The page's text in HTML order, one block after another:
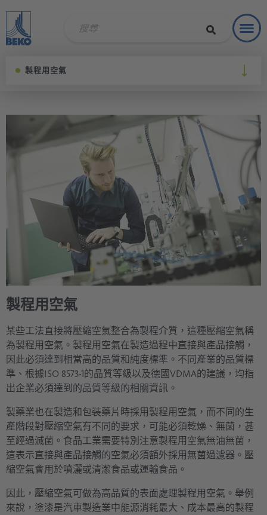
解決
製程用空氣
製程用空氣
某些工法直接將壓縮空氣整合為製程介質，這種壓縮空氣稱
為製程用空氣。製程用空氣在製造過程中直接與產品接觸，
因此必須達到相當高的品質和純度標準。不同產業的品質標
準、根據ISO 8573-1的品質等級以及德國VDMA的建議，均指
出企業必須達到的品質等級的相關資訊。
製藥業也在製造和包裝藥片時採用製程用空氣，而不同的生
產階段對壓縮空氣有不同的要求，可能必須乾燥、無菌，甚
至經過滅菌。食品工業需要特別注意製程用空氣無油無菌，
這表示直接與產品接觸的空氣必須額外採用無菌過濾器。壓
縮空氣會用於噴灑或清潔食品或運輸食品。
因此，壓縮空氣可做為高品質的表面處理製程用空氣。舉例
來說，塗漆是汽車製造業中能源消耗最大、成本最高的製程